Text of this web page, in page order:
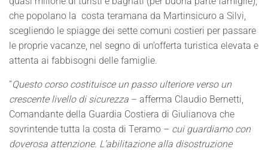
che popolano la costa teramana da Martinsicuro a Silvi,
scegliendo le spiagge dei sette comuni costieri per passare
le proprie vacanze, nel segno di un’offerta turistica elevata e
attenta ai fabbisogni delle famiglie.
“Questo corso costituisce un passo ulteriore verso un
crescente livello di sicurezza – afferma Claudio Bernetti,
Comandante della Guardia Costiera di Giulianova che
sovrintende tutta la costa di Teramo – cui guardiamo con
doverosa attenzione. L’abilitazione alla disostruzione